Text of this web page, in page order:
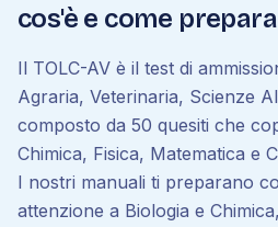
cos'è e come
Il TOLC-AV è il test di
Agraria, Veterinaria, Scienze
composto da 50 quesiti che
Chimica, Fisica, Matematica e
I nostri manuali ti preparano
attenzione a Biologia e